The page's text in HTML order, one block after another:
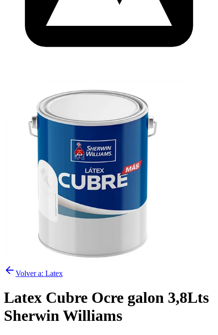
Volver a: Latex
Latex Cubre Ocre galon 3,8Lts
Sherwin Williams